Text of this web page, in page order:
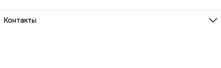
Контакты